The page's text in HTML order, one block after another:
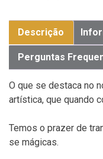
Descrição
Perguntas
O que se destaca no
artística, que quando
Temos o prazer de
se mágicas.